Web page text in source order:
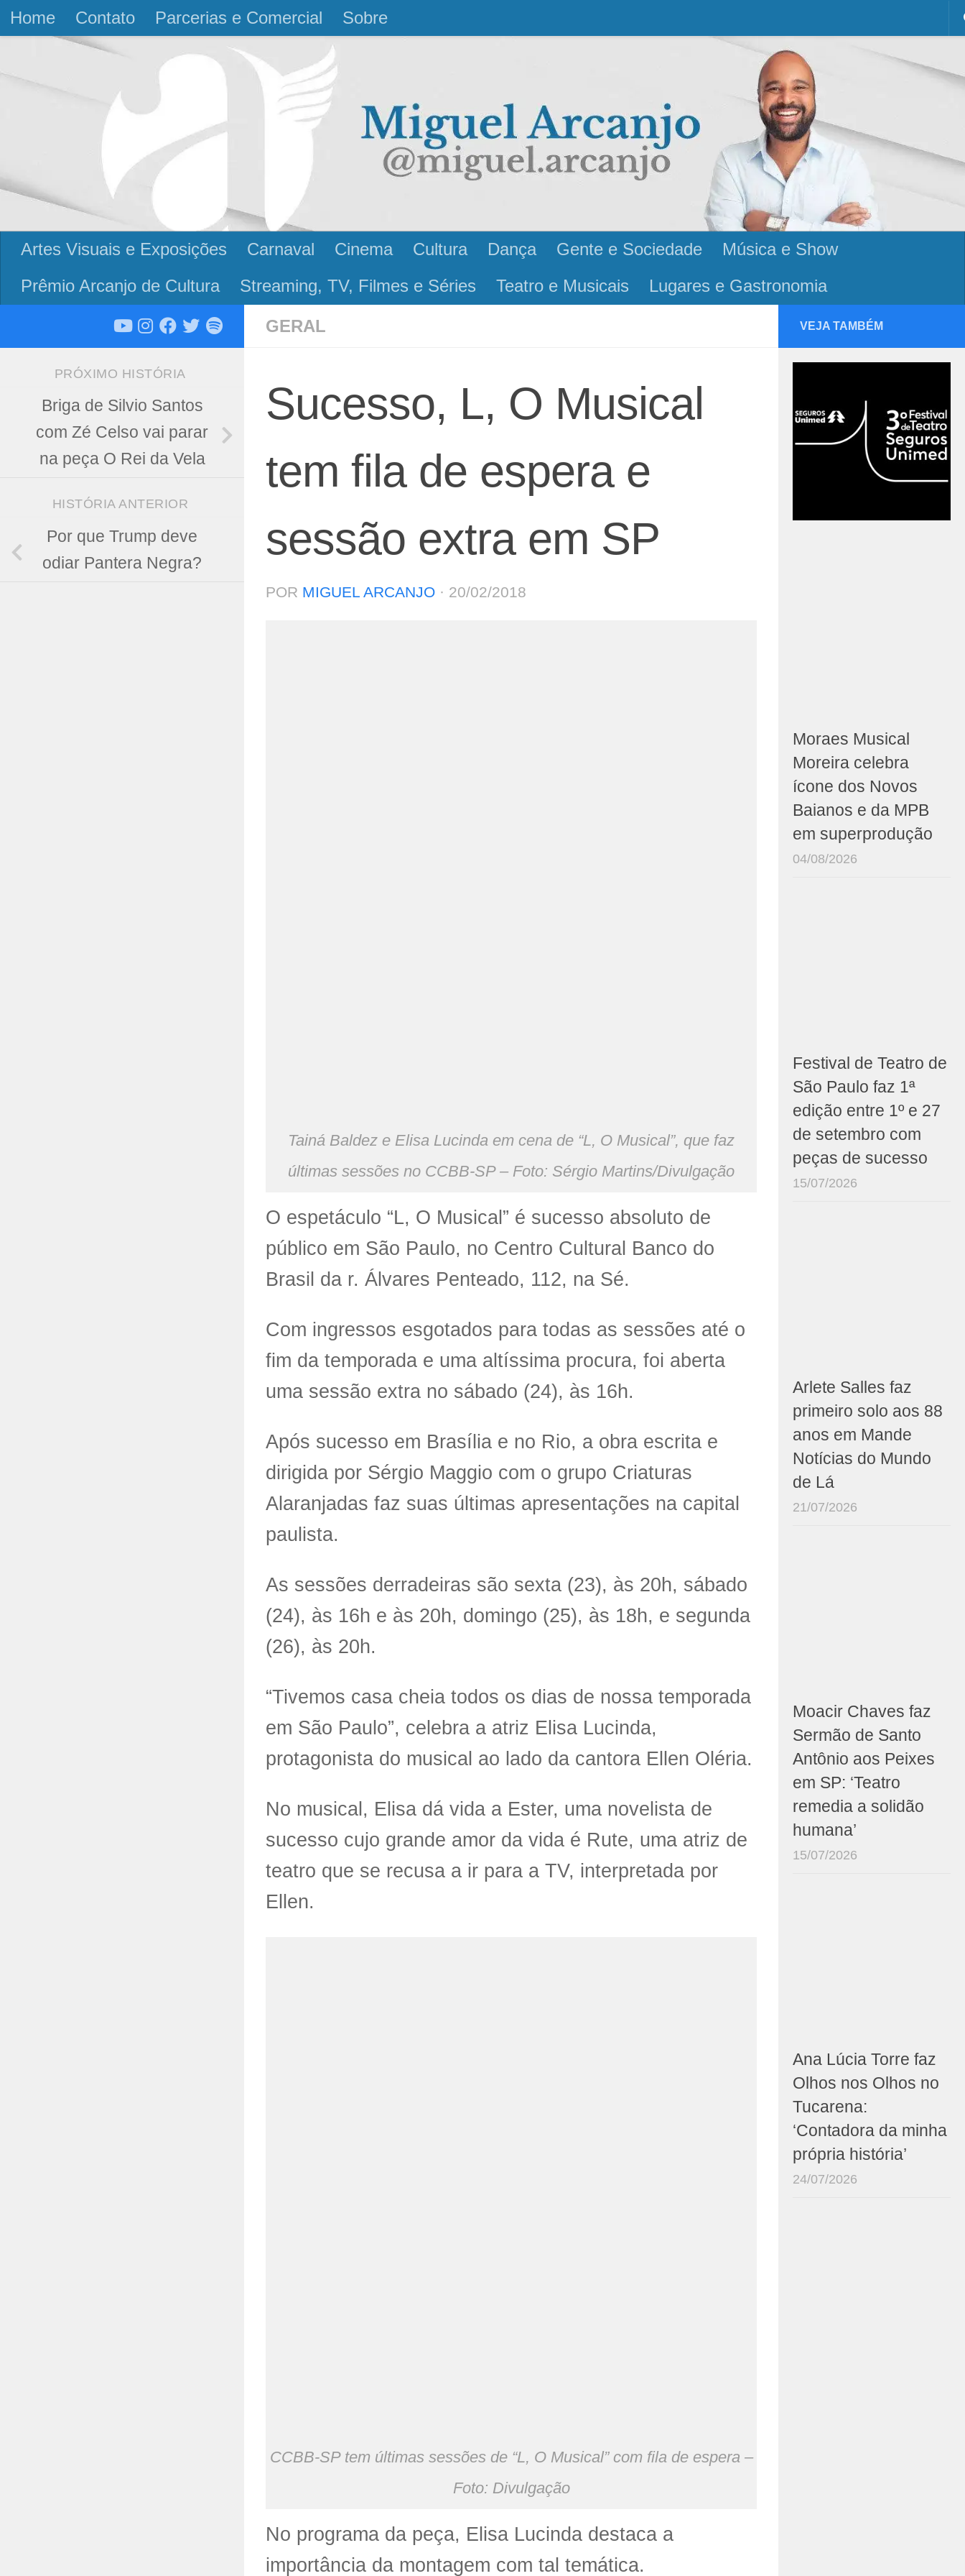
Skip to content
Home Contato Parcerias e Comercial Sobre
Artes Visuais e Exposições Carnaval Cinema Cultura Dança Gente e Sociedade
Música e Show
Prêmio Arcanjo de Cultura
Streaming, TV, Filmes e Séries Teatro e Musicais Lugares e Gastronomia
GERAL
Sucesso, L, O Musical
tem fila de espera e
sessão extra em SP
POR MIGUEL ARCANJO · 20/02/2018
Tainá Baldez e Elisa Lucinda em cena de “L, O Musical”, que faz
últimas sessões no CCBB-SP – Foto: Sérgio Martins/Divulgação
O espetáculo “L, O Musical” é sucesso absoluto de
público em São Paulo, no Centro Cultural Banco do
Brasil da r. Álvares Penteado, 112, na Sé.
Com ingressos esgotados para todas as sessões até o
fim da temporada e uma altíssima procura, foi aberta
uma sessão extra no sábado (24), às 16h.
Após sucesso em Brasília e no Rio, a obra escrita e
dirigida por Sérgio Maggio com o grupo Criaturas
Alaranjadas faz suas últimas apresentações na capital
paulista.
As sessões derradeiras são sexta (23), às 20h, sábado
(24), às 16h e às 20h, domingo (25), às 18h, e segunda
(26), às 20h.
“Tivemos casa cheia todos os dias de nossa temporada
em São Paulo”, celebra a atriz Elisa Lucinda,
protagonista do musical ao lado da cantora Ellen Oléria.
No musical, Elisa dá vida a Ester, uma novelista de
sucesso cujo grande amor da vida é Rute, uma atriz de
teatro que se recusa a ir para a TV, interpretada por
Ellen.
CCBB-SP tem últimas sessões de “L, O Musical” com fila de espera –
Foto: Divulgação
No programa da peça, Elisa Lucinda destaca a
importância da montagem com tal temática.
PRÓXIMO HISTÓRIA
Briga de Silvio Santos
com Zé Celso vai parar
na peça O Rei da Vela
HISTÓRIA ANTERIOR
Por que Trump deve
odiar Pantera Negra?
VEJA TAMBÉM
Moraes Musical
Moreira celebra
ícone dos Novos
Baianos e da MPB
em superprodução
04/08/2026
Festival de Teatro de
São Paulo faz 1ª
edição entre 1º e 27
de setembro com
peças de sucesso
15/07/2026
Arlete Salles faz
primeiro solo aos 88
anos em Mande
Notícias do Mundo
de Lá
21/07/2026
Moacir Chaves faz
Sermão de Santo
Antônio aos Peixes
em SP: ‘Teatro
remedia a solidão
humana’
15/07/2026
Ana Lúcia Torre faz
Olhos nos Olhos no
Tucarena:
‘Contadora da minha
própria história’
24/07/2026